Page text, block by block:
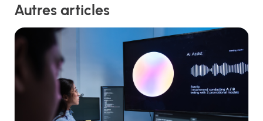
Autres articles